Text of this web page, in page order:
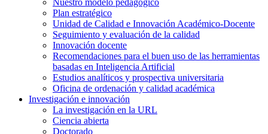
Plan estratégico
Unidad de Calidad e Innovación Académico-Docente
Seguimiento y evaluación de la calidad
Innovación docente
Recomendaciones para el buen uso de las herramientas
basadas en Inteligencia Artificial
Estudios analíticos y prospectiva universitaria
Oficina de ordenación y calidad académica
Investigación e innovación
La investigación en la URL
Ciencia abierta
Doctorado